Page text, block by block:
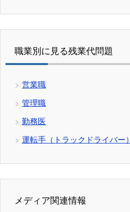
職業別に見る残業代問題
営業職
管理職
勤務医
運転手（トラックドライバー）
メディア関連情報